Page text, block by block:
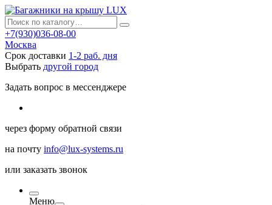
+7(930)036-08-00
Москва
Срок доставки 1-2 раб. дня
Выбрать другой город
Задать вопрос в мессенджере
через форму обратной связи
на почту info@lux-systems.ru
или заказать звонок
Меню